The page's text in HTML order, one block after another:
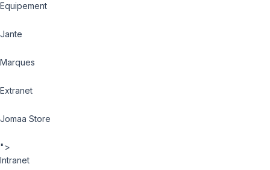
Equipement
Jante
Marques
Extranet
Jomaa Store
">
Intranet